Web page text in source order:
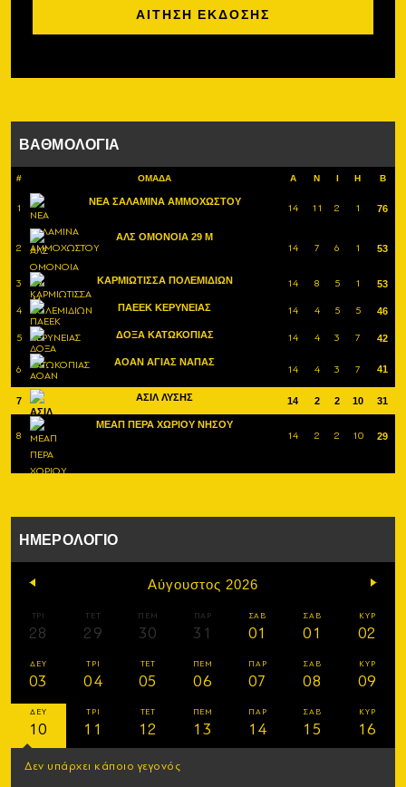
ΑΙΤΗΣΗ ΕΚΔΟΣΗΣ
ΒΑΘΜΟΛΟΓΙΑ
# ΟΜΑΔΑ Α Ν Ι Η Β
1
ΝΕΑ ΣΑΛΑΜΙΝΑ ΑΜΜΟΧΩΣΤΟΥ
14 11 2 1 76
2
ΑΛΣ ΟΜΟΝΟΙΑ 29 Μ
14 7 6 1 53
3 ΚΑΡΜΙΩΤΙΣΣΑ ΠΟΛΕΜΙΔΙΩΝ 14 8 5 1 53
4 ΠΑΕΕΚ ΚΕΡΥΝΕΙΑΣ 14 4 5 5 46
5 ΔΟΞΑ ΚΑΤΩΚΟΠΙΑΣ 14 4 3 7 42
6
ΑΟΑΝ ΑΓΙΑΣ ΝΑΠΑΣ
14 4 3 7 41
7 ΑΣΙΛ ΛΥΣΗΣ 14 2 2 10 31
8
ΜΕΑΠ ΠΕΡΑ ΧΩΡΙΟΥ ΝΗΣΟΥ
14 2 2 10 29
ΗΜΕΡΟΛΟΓΙΟ
Αύγουστος 2026
ΤΡΙ
28
ΤΕΤ
29
ΠΕΜ
30
ΠΑΡ
31
ΣΑΒ
01
ΣΑΒ
01
ΚΥΡ
02
ΔΕΥ
03
ΤΡΙ
04
ΤΕΤ
05
ΠΕΜ
06
ΠΑΡ
07
ΣΑΒ
08
ΚΥΡ
09
ΔΕΥ
10
ΤΡΙ
11
ΤΕΤ
12
ΠΕΜ
13
ΠΑΡ
14
ΣΑΒ
15
ΚΥΡ
16
Δεν υπάρχει κάποιο γεγονός